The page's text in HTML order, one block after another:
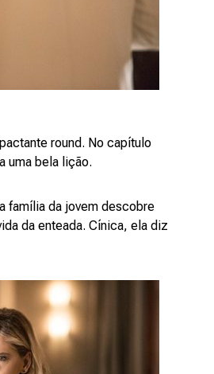
round. No capítulo
uma bela lição.
família da jovem descobre
da enteada. Cínica, ela diz